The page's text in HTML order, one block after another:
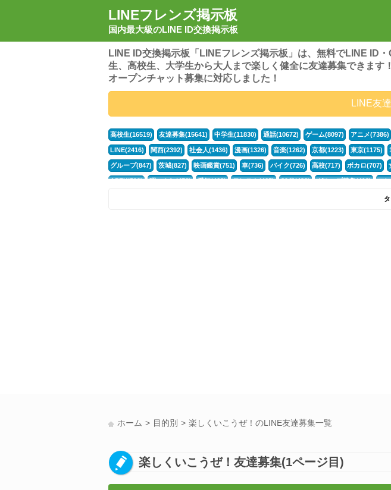
LINEフレンズ掲示板
国内最大級のLINE ID交換掲示板
LINE ID交換掲示板「LINEフレンズ掲示板」は、無料でLINE ID
生、高校生、大学生から大人まで楽しく健全に友達募集できます！
オープンチャット募集に対応しました！
LINE友
高校生(16519) 友達募集(15641) 中学生(11830) 通話(10672) ゲーム(8097) アニメ(7386)
LINE(2416) 関西(2392) 社会人(1436) 漫画(1326) 音楽(1262) 京都(1223) 東京(1175)
グループ(847) 茨城(827) 映画鑑賞(751) 車(736) バイク(726) 高校(717) ボカロ(707)
APEX(519) 暇つぶし(476) 愛知(468) モンスト(465) 30代(433) グループ募集(412) マ
フ
ホーム 目的別 楽しくいこうぜ！のLINE友達募集一覧
楽しくいこうぜ！友達募集(1ページ目)